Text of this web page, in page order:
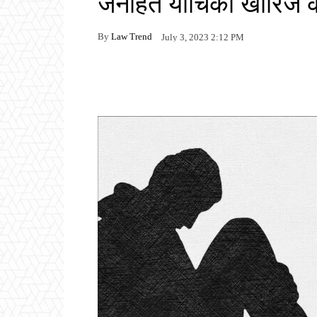
By Law Trend July 3, 2023 2:12 PM